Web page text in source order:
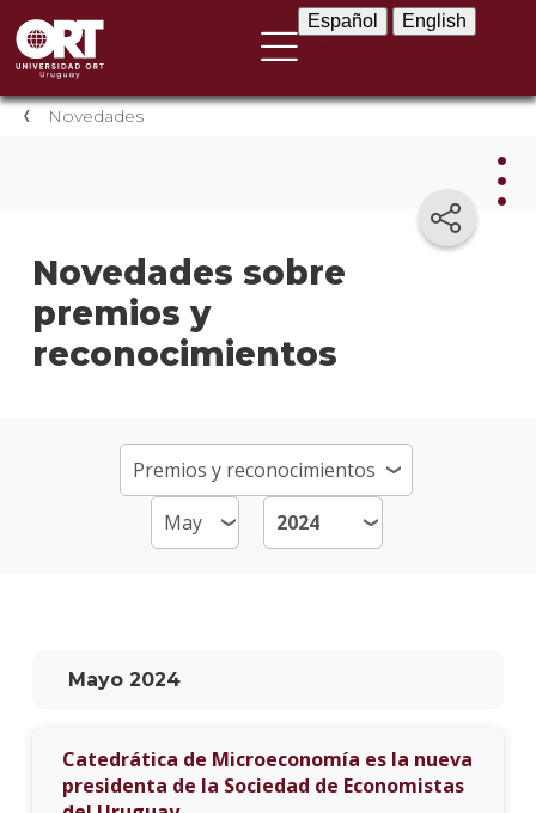
Español English
Novedades
Novedades sobre
premios y
reconocimientos
Mayo 2024
Catedrática de Microeconomía es la nueva
presidenta de la Sociedad de Economistas